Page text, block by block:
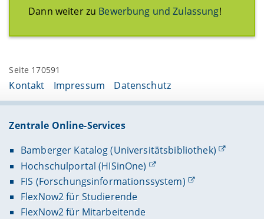
Dann weiter zu Bewerbung und Zulassung!
Seite 170591
Kontakt Impressum Datenschutz
Zentrale Online-Services
Bamberger Katalog (Universitätsbibliothek)
Hochschulportal (HISinOne)
FIS (Forschungsinformationssystem)
FlexNow2 für Studierende
FlexNow2 für Mitarbeitende